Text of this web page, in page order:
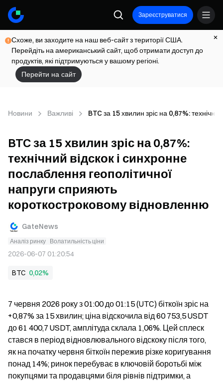
Зареєструватися
Схоже, ви заходите на наш веб-сайт з території США.
Перейдіть на американський сайт, щоб отримати доступ до
продуктів, які підтримуються у вашому регіоні.
Перейти на сайт
Новини Важливі BTC за 15 хвилин зріс на 0,87%:
BTC за 15 хвилин зріс на 0,87%:
технічний відскок і синхронне
послаблення геополітичної
напруги сприяють
короткостроковому відновленню
GateNews
Аналіз ринку Волатильність ціни
2026-06-07 01:20:54
BTC 0,02%
7 червня 2026 року з 01:00 до 01:15 (UTC) біткоїн зріс на
+0,87% за 15 хвилин; ціна відскочила від 60 753,5 USDT
до 61 400,7 USDT, амплітуда склала 1,06%. Цей сплеск
стався в період відновлювального відскоку після того,
як на початку червня біткоїн пережив різке коригування
понад 14%; ринок перебуває в ключовій боротьбі між
покупцями та продавцями біля рівнів підтримки, а